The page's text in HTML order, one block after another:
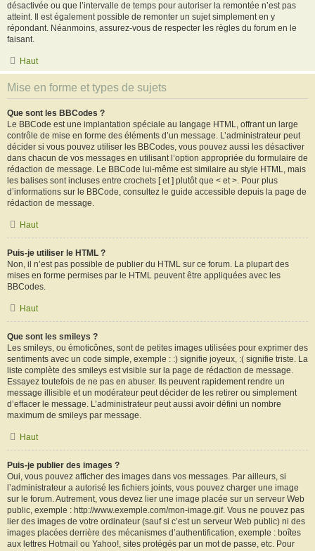
désactivée ou que l’intervalle de temps pour autoriser la remontée n’est pas
atteint. Il est également possible de remonter un sujet simplement en y
répondant. Néanmoins, assurez-vous de respecter les règles du forum en le
faisant.
Haut
Mise en forme et types de sujets
Que sont les BBCodes ?
Le BBCode est une implantation spéciale au langage HTML, offrant un large
contrôle de mise en forme des éléments d’un message. L’administrateur peut
décider si vous pouvez utiliser les BBCodes, vous pouvez aussi les désactiver
dans chacun de vos messages en utilisant l’option appropriée du formulaire de
rédaction de message. Le BBCode lui-même est similaire au style HTML, mais
les balises sont incluses entre crochets [ et ] plutôt que < et >. Pour plus
d’informations sur le BBCode, consultez le guide accessible depuis la page de
rédaction de message.
Haut
Puis-je utiliser le HTML ?
Non, il n’est pas possible de publier du HTML sur ce forum. La plupart des
mises en forme permises par le HTML peuvent être appliquées avec les
BBCodes.
Haut
Que sont les smileys ?
Les smileys, ou émoticônes, sont de petites images utilisées pour exprimer des
sentiments avec un code simple, exemple : :) signifie joyeux, :( signifie triste. La
liste complète des smileys est visible sur la page de rédaction de message.
Essayez toutefois de ne pas en abuser. Ils peuvent rapidement rendre un
message illisible et un modérateur peut décider de les retirer ou simplement
d’effacer le message. L’administrateur peut aussi avoir défini un nombre
maximum de smileys par message.
Haut
Puis-je publier des images ?
Oui, vous pouvez afficher des images dans vos messages. Par ailleurs, si
l’administrateur a autorisé les fichiers joints, vous pouvez charger une image
sur le forum. Autrement, vous devez lier une image placée sur un serveur Web
public, exemple : http://www.exemple.com/mon-image.gif. Vous ne pouvez pas
lier des images de votre ordinateur (sauf si c’est un serveur Web public) ni des
images placées derrière des mécanismes d’authentification, exemple : boîtes
aux lettres Hotmail ou Yahoo!, sites protégés par un mot de passe, etc. Pour